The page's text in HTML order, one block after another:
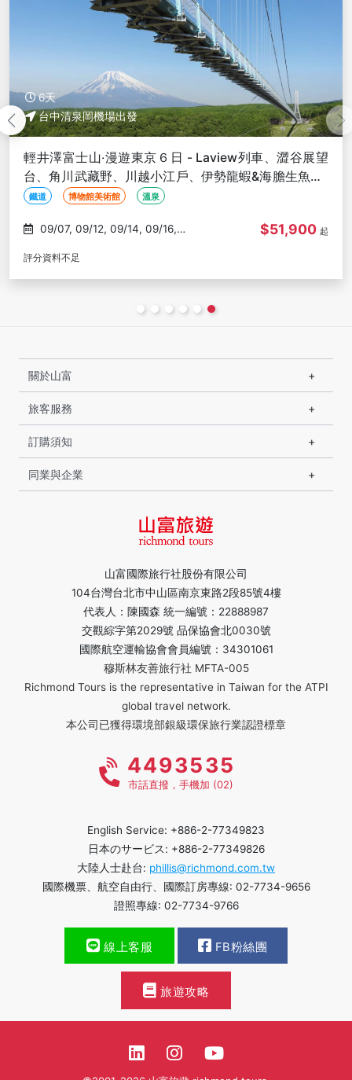
6天
台中清泉岡機場出發
輕井澤富士山‧漫遊東京６日 - Laview列車、澀谷展望
台、角川武藏野、川越小江戶、伊勢龍蝦&海膽生魚片-
台中出發
鐵道 博物館美術館 溫泉
$51,900 起
評分資料不足
山富國際旅行社股份有限公司
104台灣台北市中山區南京東路2段85號4樓
代表人：陳國森 統一編號：22888987
交觀綜字第2029號 品保協會北0030號
國際航空運輸協會會員編號：34301061
穆斯林友善旅行社 MFTA-005
Richmond Tours is the representative in Taiwan for the ATPI
global travel network.
本公司已獲得環境部銀級環保旅行業認證標章
關於山富
旅客服務
訂購須知
同業與企業
4493535
市話直撥，手機加 (02)
English Service: +886-2-77349823
日本のサービス: +886-2-77349826
大陸人士赴台: phillis@richmond.com.tw
國際機票、航空自由行、國際訂房專線: 02-7734-9656
證照專線: 02-7734-9766
線上客服 FB粉絲團
旅遊攻略